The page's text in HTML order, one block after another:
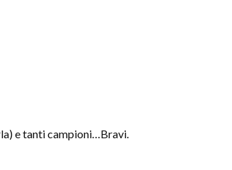
e tanti campioni…Bravi.